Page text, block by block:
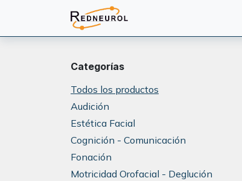
Categorías
Todos los productos
Audición
Estética Facial
Cognición - Comunicación
Fonación
Motricidad Orofacial - Deglución